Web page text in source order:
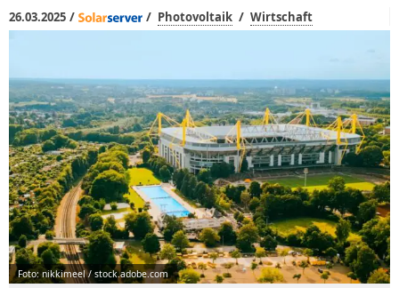
26.03.2025 / / Photovoltaik / Wirtschaft
Foto: nikkimeel / stock.adobe.com